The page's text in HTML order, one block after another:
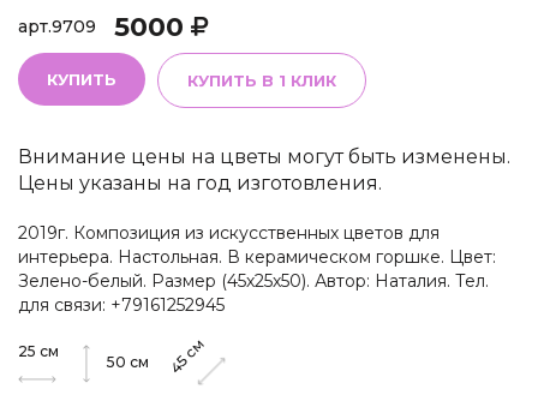
арт.9709 5000
КУПИТЬ КУПИТЬ В 1 КЛИК
Внимание цены на цветы могут быть изменены.
Цены указаны на год изготовления.
2019г. Композиция из искусственных цветов для
интерьера. Настольная. В керамическом горшке. Цвет:
Зелено-белый. Размер (45х25х50). Автор: Наталия. Тел.
для связи: +79161252945
25 см
50 см 45
см